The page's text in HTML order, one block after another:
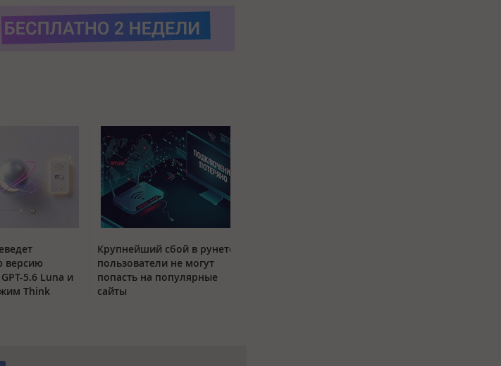
версию
5.6 Luna и
Think
Крупнейший сбой в рунете:
пользователи не могут
попасть на популярные
сайты